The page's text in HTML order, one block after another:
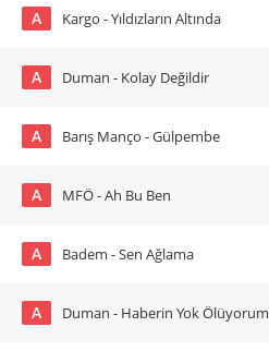
A Kargo - Yıldızların Altında
A Duman - Kolay Değildir
A Barış Manço - Gülpembe
A MFÖ - Ah Bu Ben
A Badem - Sen Ağlama
A Duman - Haberin Yok Ölüyorum